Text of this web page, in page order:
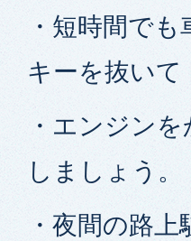
・短時間で
キーを抜い
・エンジン
しましょう。
・夜間の路